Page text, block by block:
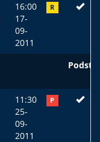
16:00
17-
09-
2011
R
Podst
11:30
25-
09-
2011
P